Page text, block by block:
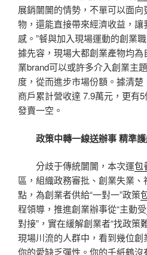
展銷闤闠的情勢，不單可以面
物，還能直接帶來經濟收益，
感。”餐與加入現場運動的創業
據先容，現場大都創業產物均
業brand可以或許多介入創業主
度，從而進步市場份額。據清
商戶累計營收達 7.9萬元，更有
發賣一空。
政策中轉一線送辦事 精準
分歧于傳統闤闠，本次運包
區，組織政務審批、創業失業
點，為創業者供給“一對一”政策
程領導，推進創業辦事從“主動受
對接”，實在緩解創業者“找政策
現場川流的人群中，看到幾位創
你的愛缺乏彈性。你的千紙鶴沒